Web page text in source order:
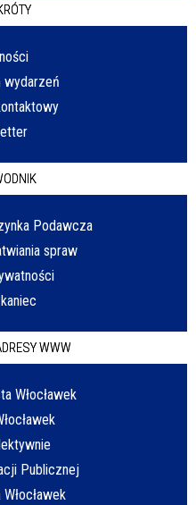
wydarzeń
Podawcza
spraw
WWW
Włocławek
Publicznej